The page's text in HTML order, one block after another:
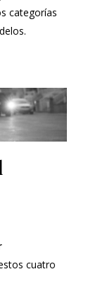
categorías
cuatro